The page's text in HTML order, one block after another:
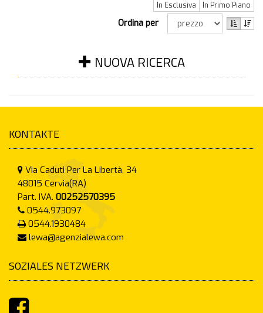
In Esclusiva In Primo Piano
Ordina per
NUOVA RICERCA
KONTAKTE
Via Caduti Per La Libertà, 34
48015 Cervia(RA)
Part. IVA. 00252570395
0544.973097
0544.1930484
lewa@agenzialewa.com
SOZIALES NETZWERK